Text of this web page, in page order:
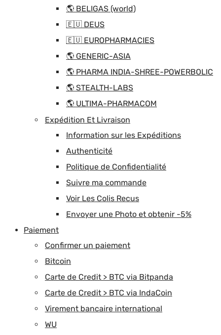
🌎 BELIGAS (world)
🇪🇺 DEUS
🇪🇺 EUROPHARMACIES
🌎 GENERIC-ASIA
🌎 PHARMA INDIA-SHREE-POWERBOLIC
🌎 STEALTH-LABS
🌎 ULTIMA-PHARMACOM
Expédition Et Livraison
Information sur les Expéditions
Authenticité
Politique de Confidentialité
Suivre ma commande
Voir Les Colis Recus
Envoyer une Photo et obtenir -5%
Paiement
Confirmer un paiement
Bitcoin
Carte de Credit > BTC via Bitpanda
Carte de Credit > BTC via IndaCoin
Virement bancaire international
WU